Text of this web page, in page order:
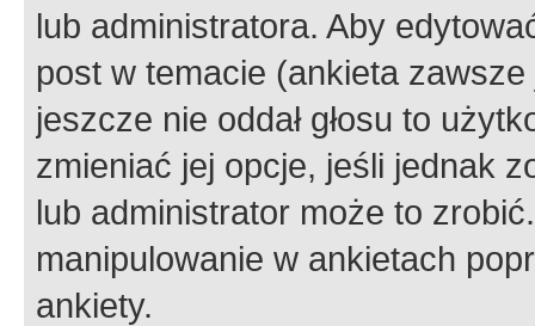
lub administratora. Aby
post w temacie (ankieta
jeszcze nie oddał głosu to
zmieniać jej opcje, jeśli jednak
lub administrator może to
manipulowanie w ankietach
ankiety.